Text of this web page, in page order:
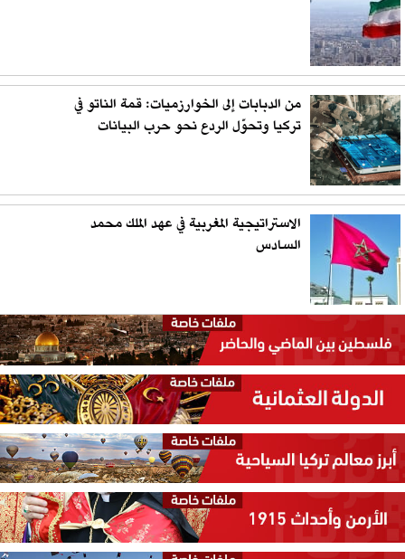
من الدبابات إلى الخوارزميات: قمة الناتو في
تركيا وتحوّل الردع نحو حرب البيانات
الاستراتيجية المغربية في عهد الملك محمد
السادس